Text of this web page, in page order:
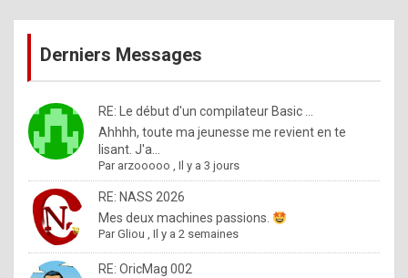
%
m
a
d
b
y
publications
Derniers Messages
RE: Le début d'un compilateur Basic ...
Ahhhh, toute ma jeunesse me revient en te
lisant. J'a...
Par arzooooo ,Il y a 3 jours
RE: NASS 2026
Mes deux machines passions.
ParGliou ,Il y a 2 semaines
RE: OricMag 002